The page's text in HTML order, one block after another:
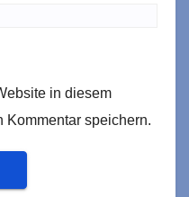
in diesem
Kommentar speichern.